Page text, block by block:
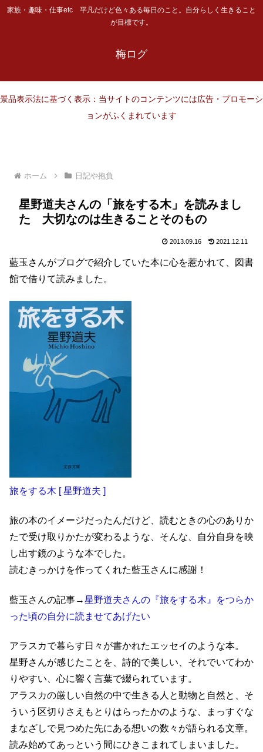
家族・趣味・仕事etc 平凡だけど色々ある毎日のこと。自分らしく生きること
が目標です。
梅ログ
景品表示法に基づく表示：当サイトのコンテンツには広告・プロモーシ
ョンがふくまれています
ホーム 日記や抱負
星野道夫さんの「旅をする木」を読みまし
た 大切なのは生きることそのもの
2013.09.16 2021.12.11
藍玉さんがブログで紹介していた本に心を惹かれて、図書
館で借りて読みました。
旅をする木 [ 星野道夫 ]
旅の本のイメージだったんだけど、読むときの心のありか
たで受け取りかたが変わるような、そんな、自分自身を映
し出す鏡のような本でした。
読むきっかけを作ってくれた藍玉さんに感謝！
藍玉さんの記事→星野道夫さんの『旅をする木』をつらか
った頃の自分に読ませてあげたい
アラスカで暮らす日々が書かれたエッセイのような本。
星野さんが感じたことを、詩的で美しい、それでいてわか
りやすい、心に響く言葉で綴られています。
アラスカの厳しい自然の中で生きる人と動物と自然と、そ
ういう区切りさえもとりはらったかのような、まっすぐな
まなざしで見つめた先にある想いの数々が語られる文章。
読み始めてあっという間にひきこまれてしまいました。